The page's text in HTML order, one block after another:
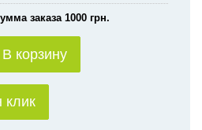
заказа 1000 грн.
В корзину
клик